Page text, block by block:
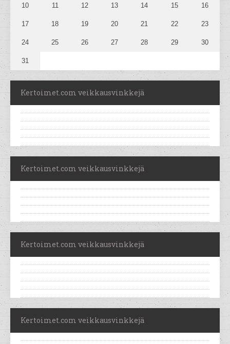
10 11 12 13 14 15 16
17 18 19 20 21 22 23
24 25 26 27 28 29 30
31
Kertoimet.com veikkausvinkkejä
Kertoimet.com veikkausvinkkejä
Kertoimet.com veikkausvinkkejä
Kertoimet.com veikkausvinkkejä